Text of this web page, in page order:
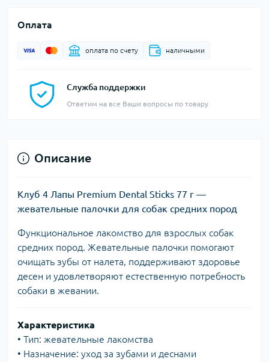
Оплата
оплата по счету наличными
Служба поддержки
Ответим на все Ваши вопросы по товару
Описание
Клуб 4 Лапы Premium Dental Sticks 77 г —
жевательные палочки для собак средних пород
Функциональное лакомство для взрослых собак
средних пород. Жевательные палочки помогают
очищать зубы от налета, поддерживают здоровье
десен и удовлетворяют естественную потребность
собаки в жевании.
Характеристика
• Тип: жевательные лакомства
• Назначение: уход за зубами и деснами